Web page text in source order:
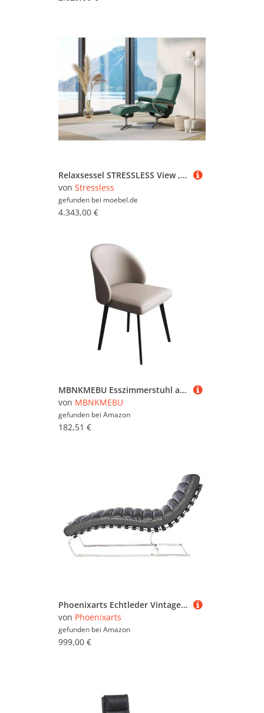
Relaxsessel STRESSLESS View , grün (aqua grün paloma), B:91cm H:110cm T:85cm, Leder PALOMA: PALOMA ist ein durchgefärbtes Semianilin-Möbelleder mit natürlicher Narbung., Sessel, Relaxsessel, mit Cross Base, Größe S, M & L, Holzakzent Schwarz
von Stressless
gefunden bei moebel.de
4.343,00 €
MBNKMEBU Esszimmerstuhl aus Leder, Relaxsessel mit geschwungener Rückenlehne, gepolsterte Seitenstühle mit Metallbeinen for Esszimmer, Wohnzimmer, Schlafzimmer(Light Gray)
von MBNKMEBU
gefunden bei Amazon
182,51 €
Phoenixarts Echtleder Vintage Leder Relaxliege Schwarz Design Recamiere Liege Sessel Chaiselongue 636
von Phoenixarts
gefunden bei Amazon
999,00 €